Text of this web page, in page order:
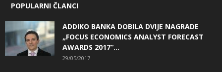
POPULARNI ČLANCI
ADDIKO BANKA DOBILA DVIJE NAGRADE
„FOCUS ECONOMICS ANALYST FORECAST
AWARDS 2017“...
29/05/2017